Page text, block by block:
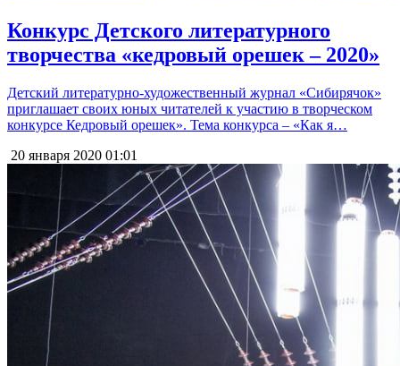
Конкурс Детского литературного
творчества «кедровый орешек – 2020»
Детский литературно-художественный журнал «Сибирячок»
приглашает своих юных читателей к участию в творческом
конкурсе Кедровый орешек». Тема конкурса – «Как я…
20 января 2020 01:01